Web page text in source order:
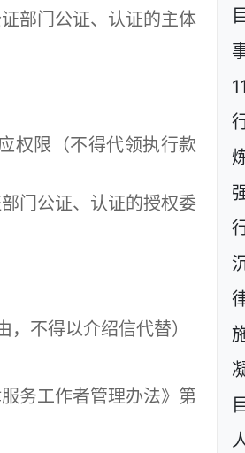
部门公证、认证的主体
限（不得代领执行款
门公证、认证的授权委
不得以介绍信代替）
务工作者管理办法》第